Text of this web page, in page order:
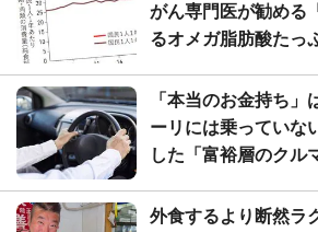
がん専門医が勧める
るオメガ脂肪酸たっ
「本当のお金持ち」
ーリには乗っていな
した「富裕層のクル
外食するより断然ラ